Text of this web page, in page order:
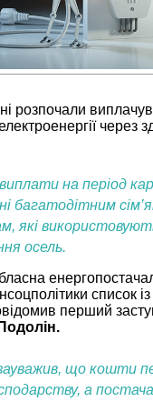
розпочали
через
на період
багатодітним
які
осель.
список
перший
що кошти
а